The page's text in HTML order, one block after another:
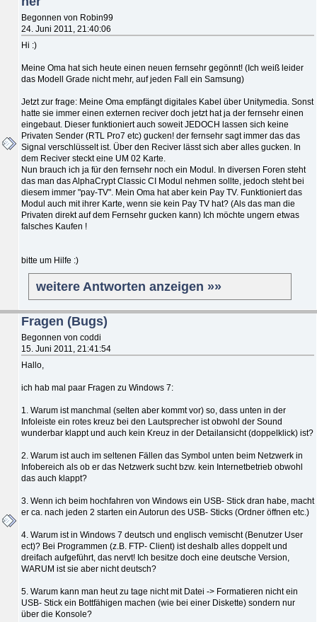
Begonnen von Robin99
24. Juni 2011, 21:40:06
Hi :)
Meine Oma hat sich heute einen neuen fernsehr gegönnt! (Ich weiß leider
das Modell Grade nicht mehr, auf jeden Fall ein Samsung)
Jetzt zur frage: Meine Oma empfängt digitales Kabel über Unitymedia. Sonst
hatte sie immer einen externen reciver doch jetzt hat ja der fernsehr einen
eingebaut. Dieser funktioniert auch soweit JEDOCH lassen sich keine
Privaten Sender (RTL Pro7 etc) gucken! der fernsehr sagt immer das das
Signal verschlüsselt ist. Über den Reciver lässt sich aber alles gucken. In
dem Reciver steckt eine UM 02 Karte.
Nun brauch ich ja für den fernsehr noch ein Modul. In diversen Foren steht
das man das AlphaCrypt Classic CI Modul nehmen sollte, jedoch steht bei
diesem immer "pay-TV". Mein Oma hat aber kein Pay TV. Funktioniert das
Modul auch mit ihrer Karte, wenn sie kein Pay TV hat? (Als das man die
Privaten direkt auf dem Fernsehr gucken kann) Ich möchte ungern etwas
falsches Kaufen !
bitte um Hilfe :)
weitere Antworten anzeigen »»
Fragen (Bugs)
Begonnen von coddi
15. Juni 2011, 21:41:54
Hallo,
ich hab mal paar Fragen zu Windows 7:
1. Warum ist manchmal (selten aber kommt vor) so, dass unten in der
Infoleiste ein rotes kreuz bei den Lautsprecher ist obwohl der Sound
wunderbar klappt und auch kein Kreuz in der Detailansicht (doppelklick) ist?
2. Warum ist auch im seltenen Fällen das Symbol unten beim Netzwerk in
Infobereich als ob er das Netzwerk sucht bzw. kein Internetbetrieb obwohl
das auch klappt?
3. Wenn ich beim hochfahren von Windows ein USB- Stick dran habe, macht
er ca. nach jeden 2 starten ein Autorun des USB- Sticks (Ordner öffnen etc.)
4. Warum ist in Windows 7 deutsch und englisch vemischt (Benutzer User
ect)? Bei Programmen (z.B. FTP- Client) ist deshalb alles doppelt und
dreifach aufgeführt, das nervt! Ich besitze doch eine deutsche Version,
WARUM ist sie aber nicht deutsch?
5. Warum kann man heut zu tage nicht mit Datei -> Formatieren nicht ein
USB- Stick ein Bottfähigen machen (wie bei einer Diskette) sondern nur
über die Konsole?